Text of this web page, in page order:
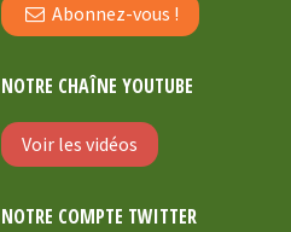
Abonnez-vous !
NOTRE CHAÎNE YOUTUBE
Voir les vidéos
NOTRE COMPTE TWITTER